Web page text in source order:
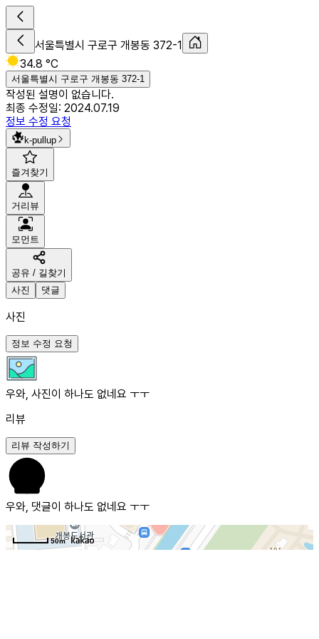
서울특별시 구로구 개봉동 372-1
34.8 °C
서울특별시 구로구 개봉동 372-1
작성된 설명이 없습니다.
최종 수정일: 2024.07.19
정보 수정 요청
k-pullup
즐겨찾기
거리뷰
모먼트
공유 / 길찾기
사진
댓글
사진
정보 수정 요청
우와, 사진이 하나도 없네요 ㅜㅜ
리뷰
리뷰 작성하기
우와, 댓글이 하나도 없네요 ㅜㅜ
50m